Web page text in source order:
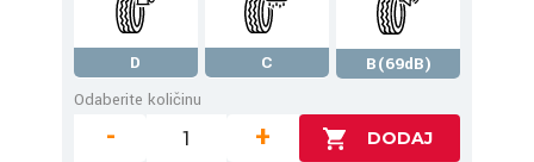
D C
B(69dB)
Odaberite količinu
- +